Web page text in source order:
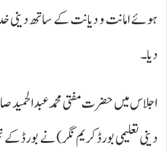
ہوئے امانت و دیانت کے ساتھ دینی
دیا۔
اجلاس میں حضرت مفتی محمد عبد
دینی تعلیمی بورڈ کریم نگر) نے بورڈ